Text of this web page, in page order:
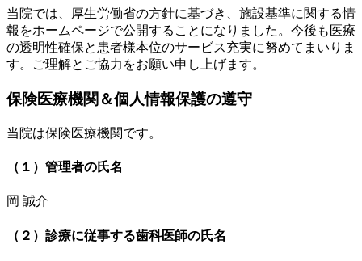
当院では、厚生労働省の方針に基づき、施設基準に関する情
報をホームページで公開することになりました。今後も医療
の透明性確保と患者様本位のサービス充実に努めてまいりま
す。ご理解とご協力をお願い申し上げます。
保険医療機関＆個人情報保護の遵守
当院は保険医療機関です。
（１）管理者の氏名
岡 誠介
（２）診療に従事する歯科医師の氏名